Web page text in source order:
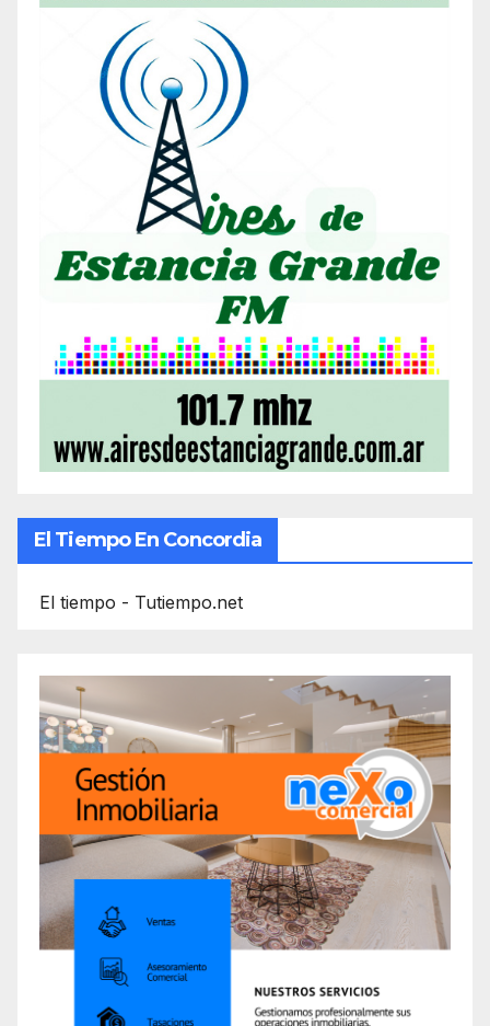
El Tiempo En Concordia
El tiempo - Tutiempo.net